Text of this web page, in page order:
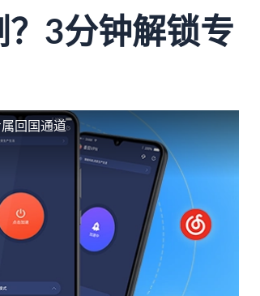
3分钟解锁专
回国通道